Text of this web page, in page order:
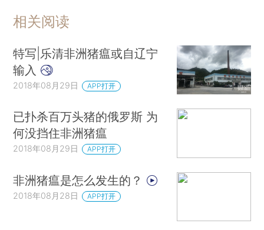
相关阅读
特写|乐清非洲猪瘟或自辽宁
输入
2018年08月29日 APP打开
已扑杀百万头猪的俄罗斯 为
何没挡住非洲猪瘟
2018年08月29日 APP打开
非洲猪瘟是怎么发生的？
2018年08月28日 APP打开